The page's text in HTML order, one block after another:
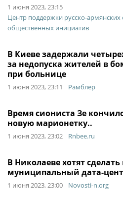
1 июня 2023, 23:15
Центр поддержки русско-армянских
общественных инициатив
В Киеве задержали
за недопуска жителей в
при больнице
1 июня 2023, 23:11 Рамблер
Время сиониста Зе
новую марионетку..
1 июня 2023, 23:02 Rnbee.ru
В Николаеве хотят
муниципальный дата-
1 июня 2023, 23:00 Novosti-n.org